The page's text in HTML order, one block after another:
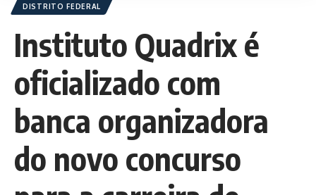
DISTRITO FEDERAL
Instituto Quadrix é
oficializado com
banca organizadora
do novo concurso